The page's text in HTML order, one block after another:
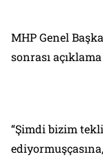
MHP Genel
sonrası açıklama
“Şimdi bizim